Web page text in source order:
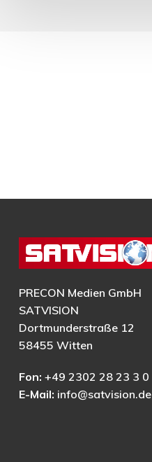
PRECON Medien GmbH
SATVISION
Dortmunderstraße 12
58455 Witten
Fon: +49 2302 28 23 3 0
E-Mail: info@satvision.de